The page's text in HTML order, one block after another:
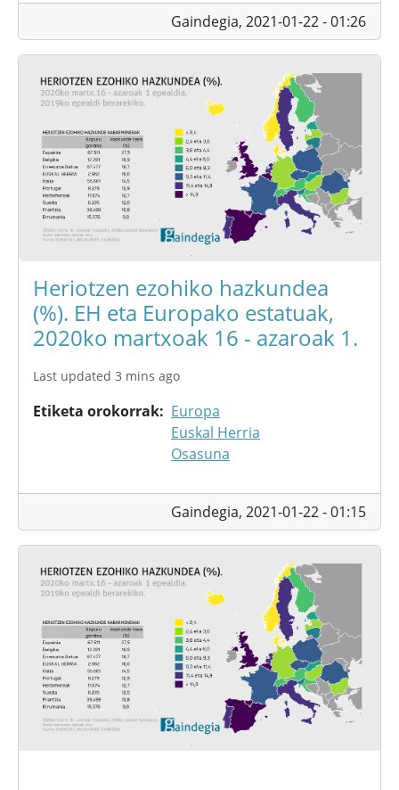
Gaindegia, 2021-01-22 - 01:26
Heriotzen ezohiko hazkundea
(%). EH eta Europako estatuak,
2020ko martxoak 16 - azaroak 1.
Last updated 3 mins ago
Etiketa orokorrak
Europa
Euskal Herria
Osasuna
Gaindegia, 2021-01-22 - 01:15